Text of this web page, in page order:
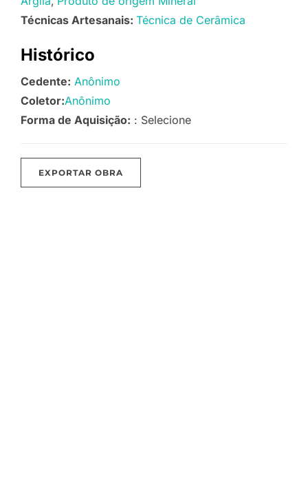
Técnicas Artesanais: Técnica de Cerâmica
Histórico
Cedente: Anônimo
Coletor:Anônimo
Forma de Aquisição: : Selecione
EXPORTAR OBRA